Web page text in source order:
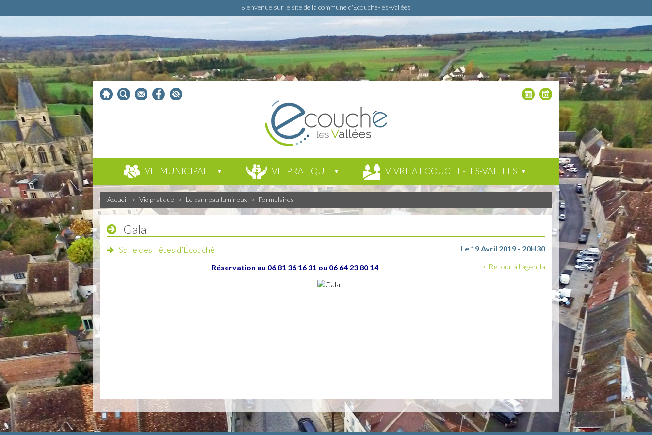
Bienvenue sur le site de la commune d'Écouché-les-Vallées
VIE MUNICIPALE VIE PRATIQUE VIVRE À ÉCOUCHÉ-LES-VALLÉES
Accueil > Vie pratique > Le panneau lumineux > Formulaires
Gala
Salle des Fêtes d’Écouché
Le 19 Avril 2019 - 20H30
< Retour à l'agenda
Réservation au 06 81 36 16 31 ou 06 64 23 80 14